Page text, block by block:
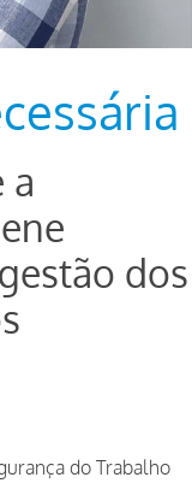
a
dos
do Trabalho